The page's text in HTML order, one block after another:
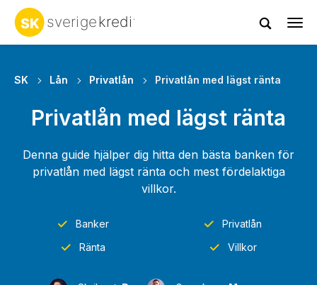
SK Lån Privatlån Privatlån med lägst ränta
Privatlån med lägst ränta
Denna guide hjälper dig hitta den bästa banken för
privatlån med lägst ränta och mest fördelaktiga
villkor.
Banker
Privatlån
Ränta
Villkor